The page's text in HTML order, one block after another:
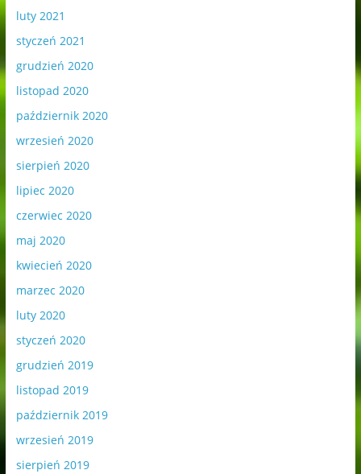
luty 2021
styczeń 2021
grudzień 2020
listopad 2020
październik 2020
wrzesień 2020
sierpień 2020
lipiec 2020
czerwiec 2020
maj 2020
kwiecień 2020
marzec 2020
luty 2020
styczeń 2020
grudzień 2019
listopad 2019
październik 2019
wrzesień 2019
sierpień 2019